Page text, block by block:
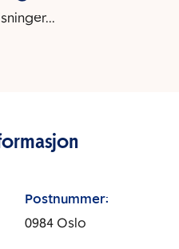
Postnummer:
0984 Oslo